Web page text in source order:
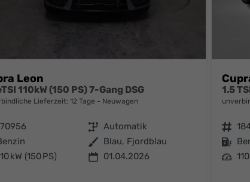
Leon
110kW (150 PS) 7-Gang DSG
Lieferzeit: 12 Tage Neuwagen
Getriebe Automatik
Außenfarbe Blau, Fjordblau
kW (150 PS) 01.04.2026
1.5
Fahrzeugnr.
Kraftstoff
Leistung